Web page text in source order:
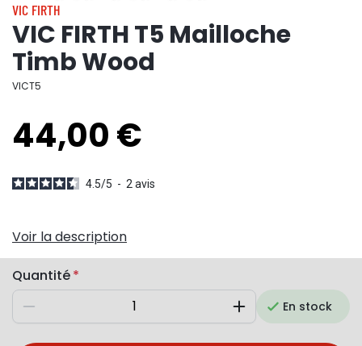
VIC FIRTH
VIC FIRTH T5 Mailloche
Timb Wood
VICT5
44,00 €
4.5/5 - 2 avis
Voir la description
Quantité
Diminuer AugmenterEn stock